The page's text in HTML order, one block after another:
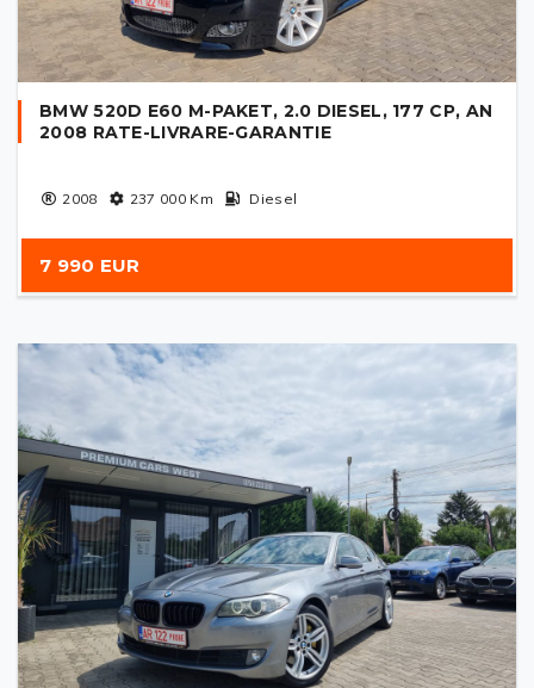
BMW 520D E60 M-PAKET, 2.0 DIESEL, 177 CP, AN
2008 RATE-LIVRARE-GARANTIE
2008 237 000Km Diesel
7 990 EUR